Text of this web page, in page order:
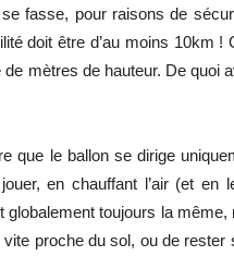
fasse, pour raisons de
doit être d’au moins 10km !
de mètres de hauteur. De quoi
que le ballon se dirige
en chauffant l’air (et en
toujours la même,
proche du sol, ou de